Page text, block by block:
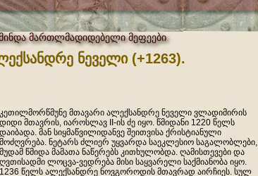
მართლმადიდებელი მეფეები
ნეველი (+1263).
კეთილმორწმუნე მთავარი ალექსანდრე ნეველი ვლადიმირის
დიდი მთავრის, იაროსლავ II-ის ძე იყო. წმიდანი 1220 წელს
დაიბადა. მან სიყმაწვილიდანვე შეითვისა ქრისტიანული
მოძღვრება. ნეტარს ძლიერ უყვარდა საეკლესიო საგალობლები,
მუდამ წმიდა მამათა ნაწერებს კითხულობდა. ღამისთევები და
ღვთისადმი ლოცვა-ვედრება მისი საყვარელი საქმიანობა იყო.
1236 წელს ალექსანდრე ნოვგოროდის მთავრად აირჩიეს. სულ